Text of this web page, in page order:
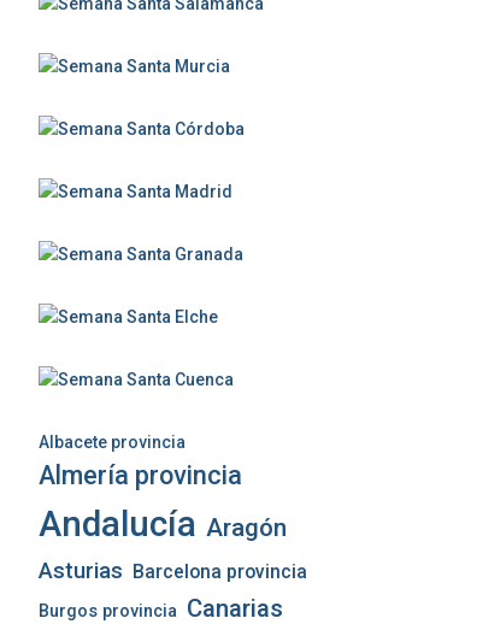
Albacete provincia
Almería provincia
Andalucía Aragón
Asturias Barcelona provincia
Burgos provincia Canarias